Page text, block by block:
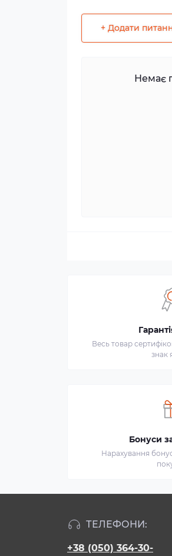
+ Додати
Немає
Весь товар
знак
Бонуси
Нарахування
ТЕЛЕФОНИ:
+38 (050) 364-30-